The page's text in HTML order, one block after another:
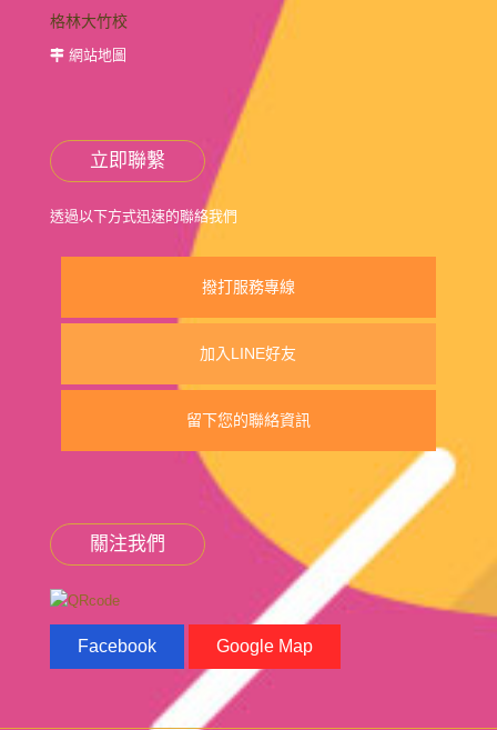
格林大竹校
網站地圖
立即聯繫
透過以下方式迅速的聯絡我們
撥打服務專線
加入LINE好友
留下您的聯絡資訊
關注我們
Facebook Google Map